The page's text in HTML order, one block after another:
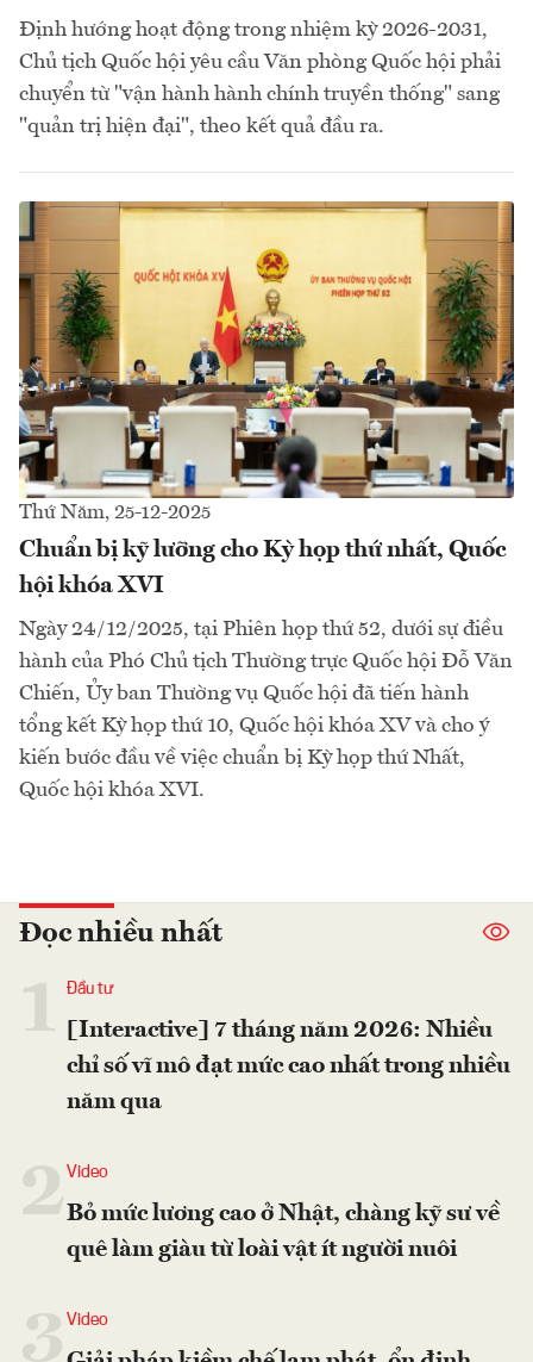
Định hướng hoạt động trong nhiệm kỳ 2026-2031,
Chủ tịch Quốc hội yêu cầu Văn phòng Quốc hội phải
chuyển từ "vận hành hành chính truyền thống" sang
"quản trị hiện đại", theo kết quả đầu ra.
Thứ Năm, 25-12-2025
Chuẩn bị kỹ lưỡng cho Kỳ họp thứ nhất, Quốc
hội khóa XVI
Ngày 24/12/2025, tại Phiên họp thứ 52, dưới sự điều
hành của Phó Chủ tịch Thường trực Quốc hội Đỗ Văn
Chiến, Ủy ban Thường vụ Quốc hội đã tiến hành
tổng kết Kỳ họp thứ 10, Quốc hội khóa XV và cho ý
kiến bước đầu về việc chuẩn bị Kỳ họp thứ Nhất,
Quốc hội khóa XVI.
Đọc nhiều nhất
Đầu tư
[Interactive] 7 tháng năm 2026: Nhiều
chỉ số vĩ mô đạt mức cao nhất trong nhiều
năm qua
2Video
Bỏ mức lương cao ở Nhật, chàng kỹ sư về
quê làm giàu từ loài vật ít người nuôi
Video